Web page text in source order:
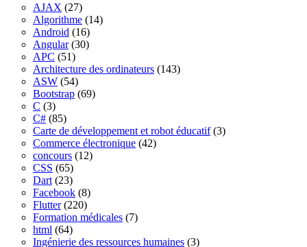
AJAX (27)
Algorithme (14)
Android (16)
Angular(30)
APC (51)
Architecture des ordinateurs (143)
ASW (54)
Bootstrap (69)
C (3)
C# (85)
Carte de développement et robot éducatif(3)
Commerce électronique (42)
concours (12)
CSS (65)
Dart (23)
Facebook (8)
Flutter(220)
Formation médicales (7)
html (64)
Ingénierie des ressources humaines (3)